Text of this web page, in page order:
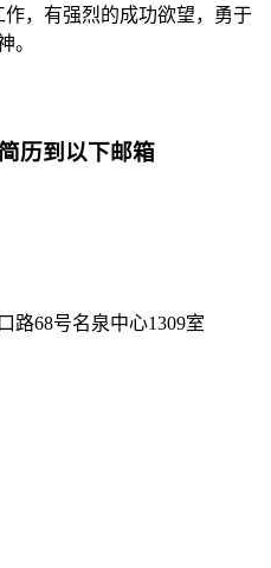
，有强烈的成功欲望，勇于
。
历到以下邮箱
路68号名泉中心1309室